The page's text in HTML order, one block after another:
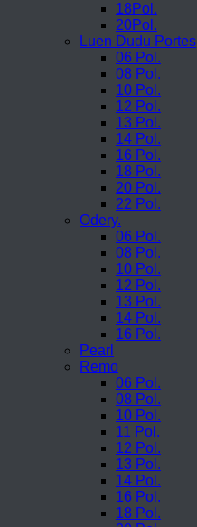
18Pol.
20Pol.
Luen Dudu Portes
06 Pol.
08 Pol.
10 Pol.
12 Pol.
13 Pol.
14 Pol.
16 Pol.
18 Pol.
20 Pol.
22 Pol.
Odery.
06 Pol.
08 Pol.
10 Pol.
12 Pol.
13 Pol.
14 Pol.
16 Pol.
Pearl
Remo
06 Pol.
08 Pol.
10 Pol.
11 Pol.
12 Pol.
13 Pol.
14 Pol.
16 Pol.
18 Pol.